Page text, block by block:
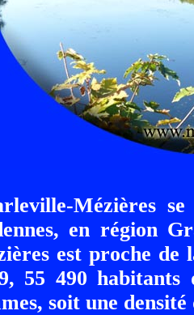
Mézières
en région
est proche
55 490
soit une